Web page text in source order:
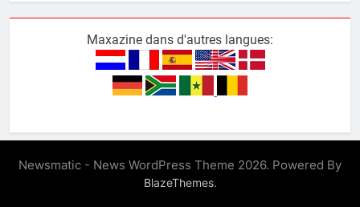
Maxazine dans d'autres langues:
Newsmatic - News WordPress Theme 2026. Powered By
BlazeThemes.